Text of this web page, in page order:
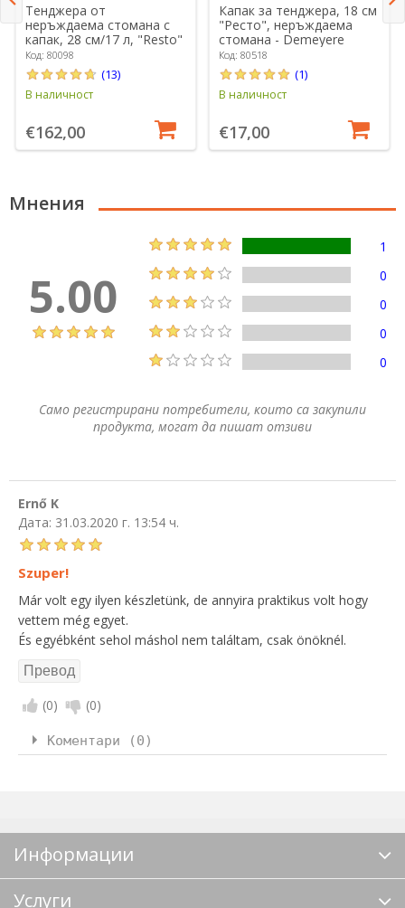
Тенджера от
неръждаема стомана с
капак, 28 см/17 л, "Resto"
- Demeyere
Код: 80098
(13)
В наличност
€162,00
Капак за тенджера, 18 см
"Ресто", неръждаема
стомана - Demeyere
Код: 80518
(1)
В наличност
€17,00
Мнения
5.00
1
0
0
0
0
Само регистрирани потребители, които са закупили
продукта, могат да пишат отзиви
Ernő K
Дата: 31.03.2020 г. 13:54 ч.
Szuper!
Már volt egy ilyen készletünk, de annyira praktikus volt hogy
vettem még egyet.
És egyébként sehol máshol nem találtam, csak önöknél.
(0) (0)
Коментари (0)
Информации
Услуги